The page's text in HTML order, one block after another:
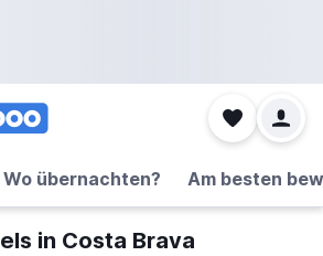
Wo übernachten? Am besten
in Costa Brava